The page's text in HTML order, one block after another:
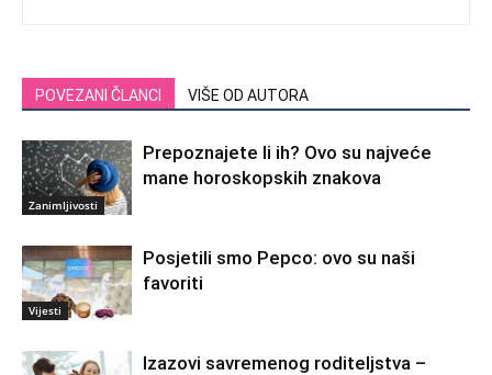
POVEZANI ČLANCI VIŠE OD AUTORA
Zanimljivosti
Prepoznajete li ih? Ovo su najveće
mane horoskopskih znakova
Vijesti
Posjetili smo Pepco: ovo su naši
favoriti
Izazovi savremenog roditeljstva –